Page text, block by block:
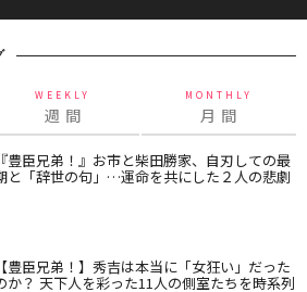
WEEKLY
週 間
MONTHLY
月 間
『豊臣兄弟！』お市と柴田勝家、自刃しての最
と「辞世の句」…運命を共にした２人の悲劇
【豊臣兄弟！】秀吉は本当に「女狂い」だった
か？ 天下人を彩った11人の側室たちを時系列